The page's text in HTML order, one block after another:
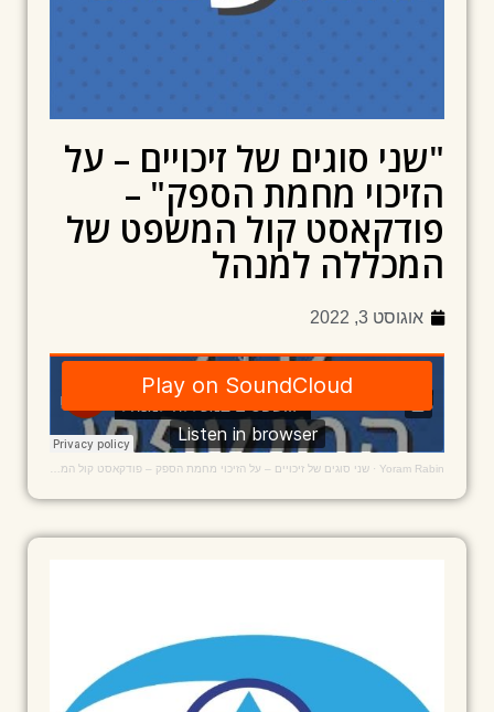
"שני סוגים של זיכויים – על
הזיכוי מחמת הספק" –
פודקאסט קול המשפט של
המכללה למנהל
אוגוסט 3, 2022
Yoram Rabin
· שני סוגים של זיכויים – על הזיכוי מחמת הספק – פודקאסט קול המשפט, של הפקולטה למשפטים במכללה למנהל